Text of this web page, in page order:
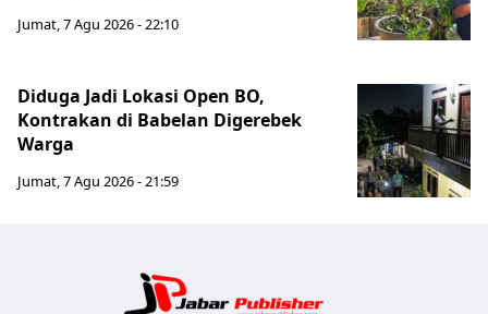
Jumat, 7 Agu 2026 - 22:10
Diduga Jadi Lokasi Open BO,
Kontrakan di Babelan Digerebek
Warga
Jumat, 7 Agu 2026 - 21:59